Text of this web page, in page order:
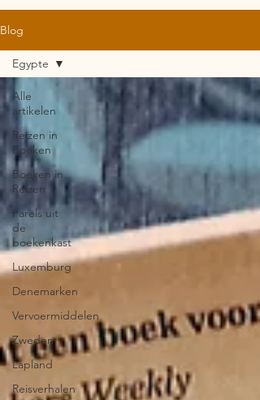
Blog
Alle
artikelen
Reizen in
Boeken
Boeken in
Reizen
Parels uit
de
boekenkast
Luxemburg
Denemarken
Vervoermiddelen
Zweden
Lapland
Reisverhalen
Egypte